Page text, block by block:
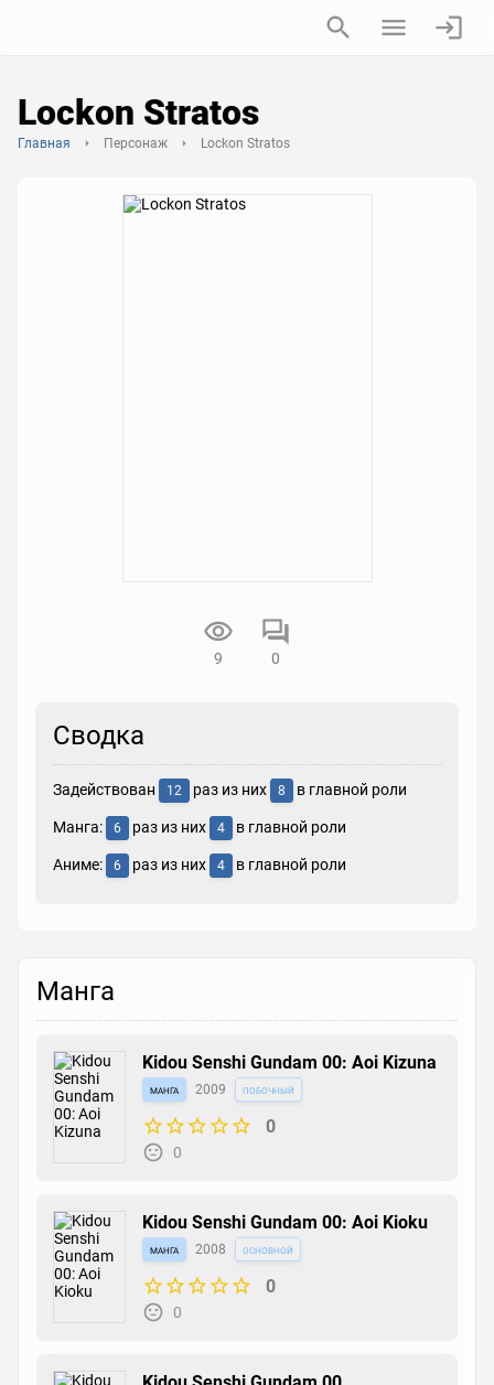
Lockon Stratos
Главная Персонаж Lockon Stratos
9 0
Сводка
Задействован 12 раз из них 8 в главной роли
Манга: 6 раз из них 4 в главной роли
Аниме: 6 раз из них 4 в главной роли
Манга
Kidou Senshi Gundam 00: Aoi Kizuna
манга 2009 побочный
0
0
Kidou Senshi Gundam 00: Aoi Kioku
манга 2008 основной
0
0